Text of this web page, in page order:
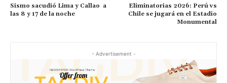
Sismo sacudió Lima y Callao a
las 8 y 17 de la noche
Eliminatorias 2026: Perú vs
Chile se jugará en el Estadio
Monumental
- Advertisement -